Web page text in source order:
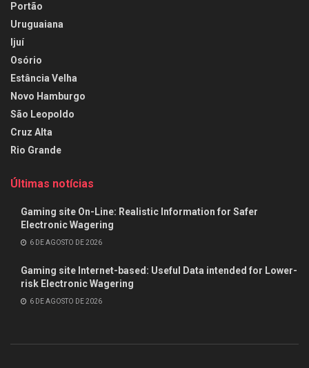
Portão
Uruguaiana
Ijuí
Osório
Estância Velha
Novo Hamburgo
São Leopoldo
Cruz Alta
Rio Grande
Últimas notícias
Gaming site On-Line: Realistic Information for Safer
Electronic Wagering
6 DE AGOSTO DE 2026
Gaming site Internet-based: Useful Data intended for Lower-
risk Electronic Wagering
6 DE AGOSTO DE 2026